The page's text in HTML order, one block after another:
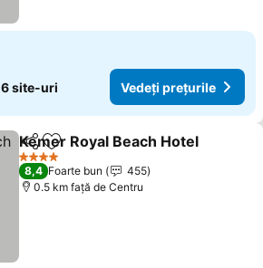
6 site-uri Vedeți prețurile
DistribuițiAdăugaţi la favorite
Kemer Royal Beach Hotel
4 Stele
8,4 Foarte bun
455
0.5 km faţă de Centru